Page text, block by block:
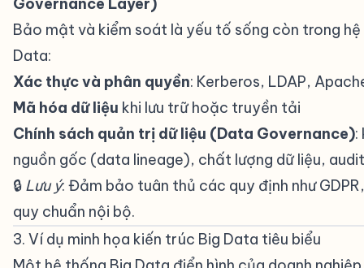
Bảo mật và kiểm soát là yếu tố sống còn trong
Data:
Xác thực và phân quyền: Kerberos, LDAP,
Mã hóa dữ liệu khi lưu trữ hoặc truyền tải
Chính sách quản trị dữ liệu (Data Governance):
nguồn gốc (data lineage), chất lượng dữ liệu,
🔒 Lưu ý: Đảm bảo tuân thủ các quy định như
quy chuẩn nội bộ.
3. Ví dụ minh họa kiến trúc Big Data tiêu biểu